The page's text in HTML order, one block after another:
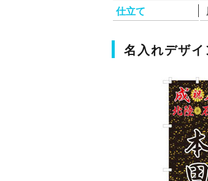
仕立て
名入れデザイ